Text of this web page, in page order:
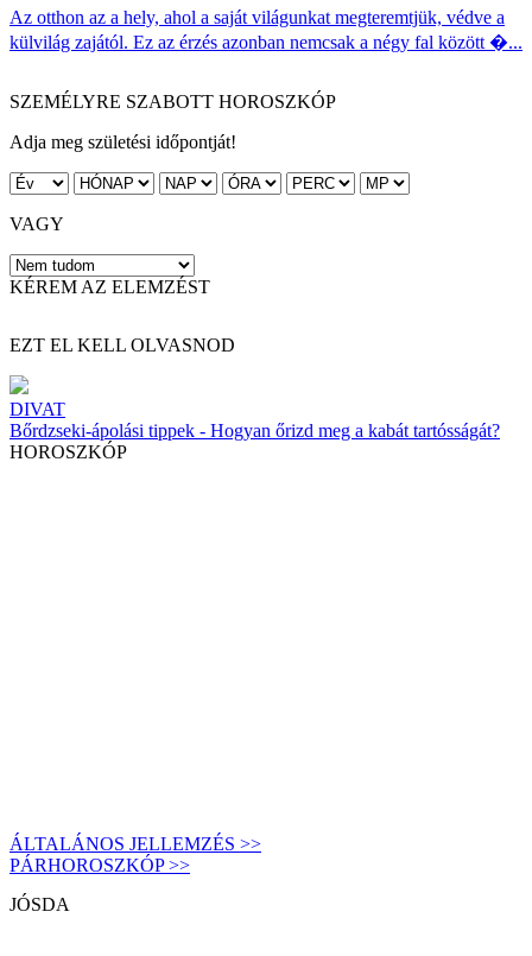
Az otthon az a hely, ahol a saját világunkat megteremtjük, védve a
külvilág zajától. Ez az érzés azonban nemcsak a négy fal között �...
SZEMÉLYRE SZABOTT HOROSZKÓP
Adja meg születési időpontját!
VAGY
KÉREM AZ ELEMZÉST
EZT EL KELL OLVASNOD
DIVAT
Bőrdzseki-ápolási tippek - Hogyan őrizd meg a kabát tartósságát?
HOROSZKÓP
ÁLTALÁNOS JELLEMZÉS >>
PÁRHOROSZKÓP >>
JÓSDA